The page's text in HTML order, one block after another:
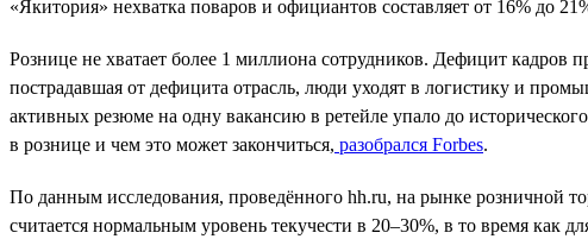
«Якитория» нехватка поваров и официантов составляет от 16% до
Рознице не хватает более 1 миллиона сотрудников. Дефицит
пострадавшая от дефицита отрасль, люди уходят в логистику и
активных резюме на одну вакансию в ретейле упало до
в рознице и чем это может закончиться, разобрался Forbes.
По данным исследования, проведённого hh.ru, на рынке розничной
считается нормальным уровень текучести в 20–30%, в то время как